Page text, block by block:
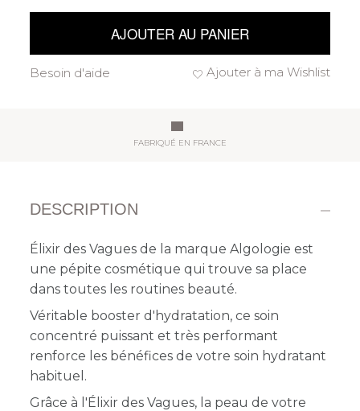
AJOUTER AU PANIER
Ajouter à ma Wishlist
Besoin d'aide
FABRIQUÉ EN FRANCE
DESCRIPTION
Élixir des Vagues de la marque Algologie est
une pépite cosmétique qui trouve sa place
dans toutes les routines beauté.
Véritable booster d'hydratation, ce soin
concentré puissant et très performant
renforce les bénéfices de votre soin hydratant
habituel.
Grâce à l'Élixir des Vagues, la peau de votre